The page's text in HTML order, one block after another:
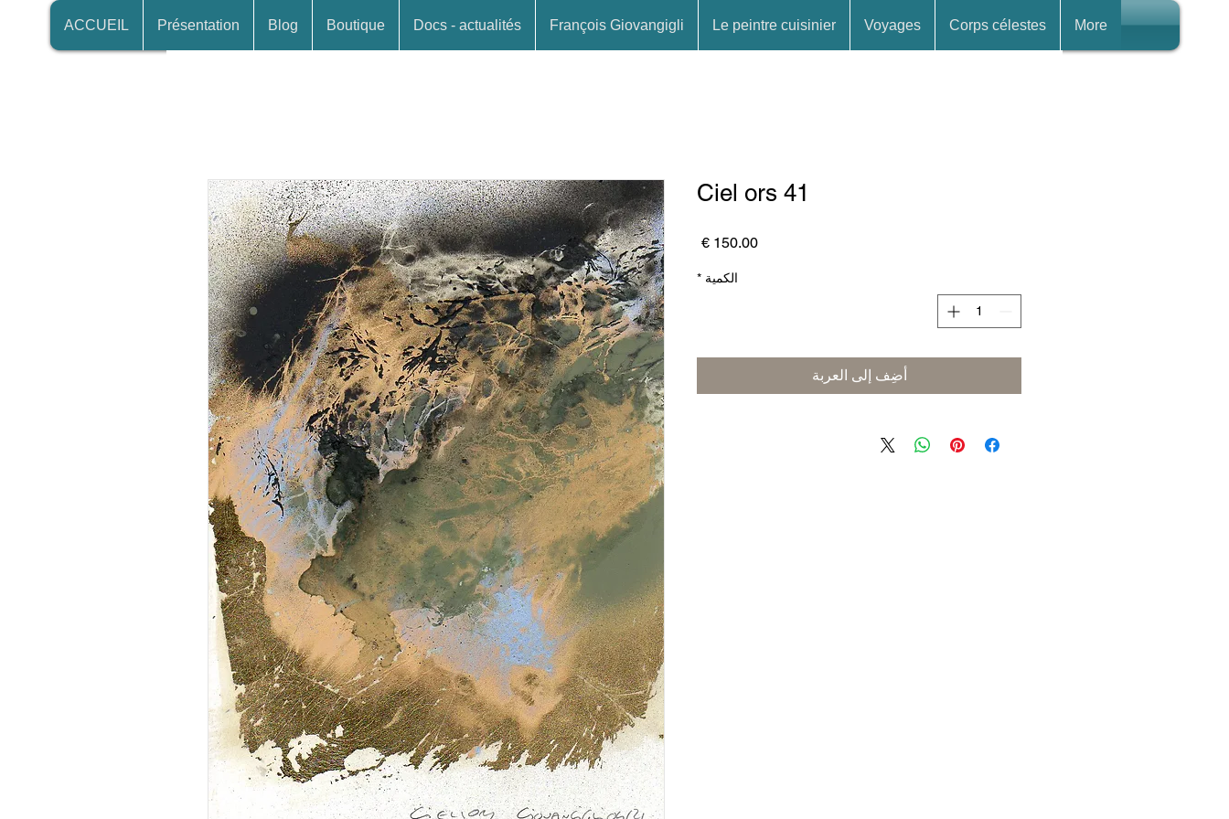
ACCUEIL Présentation Blog Boutique Docs - actualités François Giovangigli Le peintre cuisinier Voyages Corps célestes More
Ciel ors 41
السعر
الكمية *
أضِف إلى العربة